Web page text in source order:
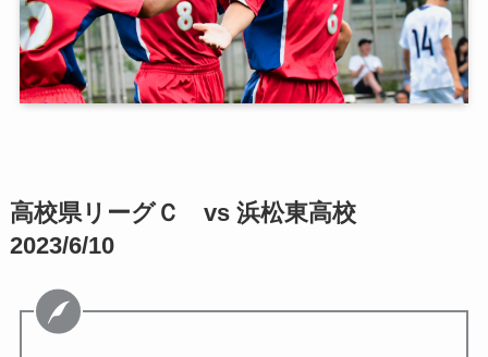
高校県リーグＣ vs 浜松東高校
2023/6/10